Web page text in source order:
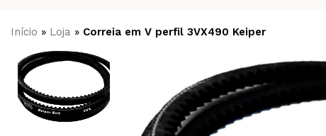
Início » Loja » Correia em V perfil 3VX490 Keiper